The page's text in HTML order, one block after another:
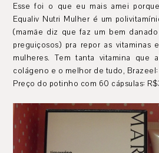
Esse foi o que eu mais amei
Equaliv Nutri Mulher é um
(mamãe diz que faz um bem
preguiçosos) pra repor as vitaminas
mulheres. Tem tanta vitamina que
colágeno e o melhor de tudo, Brazeel:
Preço do potinho com 60 cápsulas: